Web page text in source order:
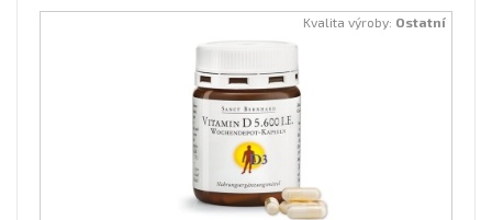
Kvalita výroby: Ostatní